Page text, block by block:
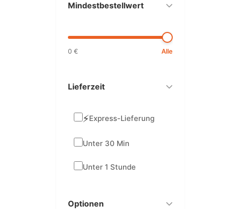
Mindestbestellwert
0 € Alle
Lieferzeit
⚡Express-Lieferung
Unter 30 Min
Unter 1 Stunde
Optionen